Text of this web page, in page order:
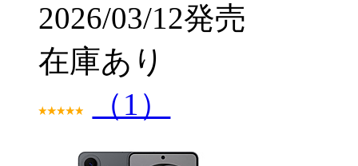
2026/03/12発売
在庫あり
（1）